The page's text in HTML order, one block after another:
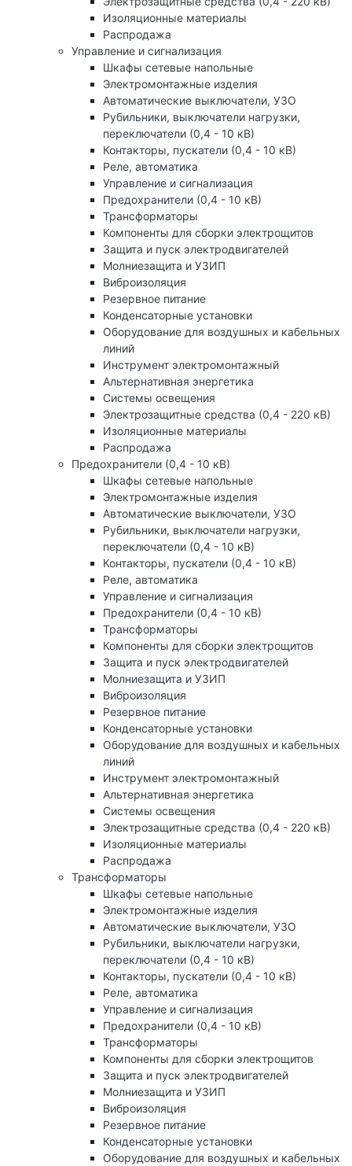
Изоляционные материалы
Распродажа
Управление и сигнализация
Шкафы сетевые напольные
Электромонтажные изделия
Автоматические выключатели, УЗО
Рубильники, выключатели нагрузки,
переключатели (0,4 - 10 кВ)
Контакторы, пускатели (0,4 - 10 кВ)
Реле, автоматика
Управление и сигнализация
Предохранители (0,4 - 10 кВ)
Трансформаторы
Компоненты для сборки электрощитов
Защита и пуск электродвигателей
Молниезащита и УЗИП
Виброизоляция
Резервное питание
Конденсаторные установки
Оборудование для воздушных и кабельных
линий
Инструмент электромонтажный
Альтернативная энергетика
Системы освещения
Электрозащитные средства (0,4 - 220 кВ)
Изоляционные материалы
Распродажа
Предохранители (0,4 - 10 кВ)
Шкафы сетевые напольные
Электромонтажные изделия
Автоматические выключатели, УЗО
Рубильники, выключатели нагрузки,
переключатели (0,4 - 10 кВ)
Контакторы, пускатели (0,4 - 10 кВ)
Реле, автоматика
Управление и сигнализация
Предохранители (0,4 - 10 кВ)
Трансформаторы
Компоненты для сборки электрощитов
Защита и пуск электродвигателей
Молниезащита и УЗИП
Виброизоляция
Резервное питание
Конденсаторные установки
Оборудование для воздушных и кабельных
линий
Инструмент электромонтажный
Альтернативная энергетика
Системы освещения
Электрозащитные средства (0,4 - 220 кВ)
Изоляционные материалы
Распродажа
Трансформаторы
Шкафы сетевые напольные
Электромонтажные изделия
Автоматические выключатели, УЗО
Рубильники, выключатели нагрузки,
переключатели (0,4 - 10 кВ)
Контакторы, пускатели (0,4 - 10 кВ)
Реле, автоматика
Управление и сигнализация
Предохранители (0,4 - 10 кВ)
Трансформаторы
Компоненты для сборки электрощитов
Защита и пуск электродвигателей
Молниезащита и УЗИП
Виброизоляция
Резервное питание
Конденсаторные установки
Оборудование для воздушных и кабельных